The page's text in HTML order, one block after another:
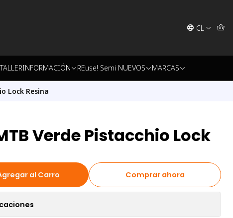
CL
INFORMACIÓN REuse! Semi NUEVOS MARCAS
Lock Resina
Verde Pistacchio Lock
al Carro Comprar ahora